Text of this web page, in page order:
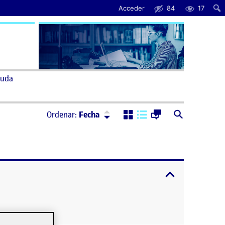
Acceder 84 17
Ordenar: Fecha Ordenar:Descendente